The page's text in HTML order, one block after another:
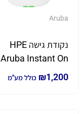
Aruba
נקודת גישה HPE
Aruba Instant On
₪1,200 כולל מע"מ